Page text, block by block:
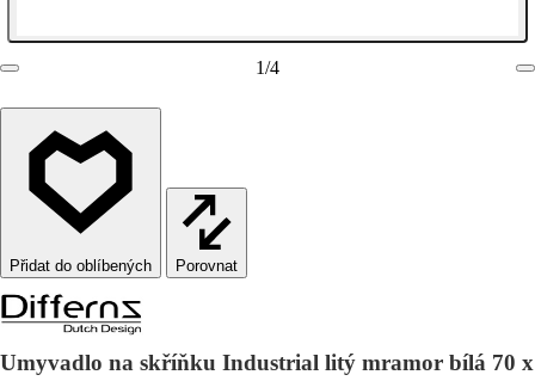
1/4
Porovnat
Umyvadlo na skříňku Industrial litý mramor bílá 70 x